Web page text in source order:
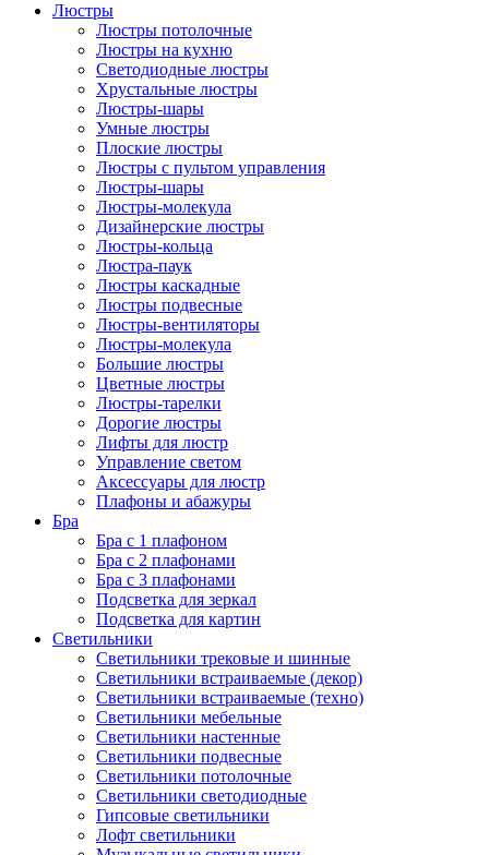
Люстры
Люстры потолочные
Люстры на кухню
Светодиодные люстры
Хрустальные люстры
Люстры-шары
Умные люстры
Плоские люстры
Люстры с пультом управления
Люстры-шары
Люстры-молекула
Дизайнерские люстры
Люстры-кольца
Люстра-паук
Люстры каскадные
Люстры подвесные
Люстры-вентиляторы
Люстры-молекула
Большие люстры
Цветные люстры
Люстры-тарелки
Дорогие люстры
Лифты для люстр
Управление светом
Аксессуары для люстр
Плафоны и абажуры
Бра
Бра с 1 плафоном
Бра с 2 плафонами
Бра с 3 плафонами
Подсветка для зеркал
Подсветка для картин
Светильники
Светильники трековые и шинные
Светильники встраиваемые (декор)
Светильники встраиваемые (техно)
Светильники мебельные
Светильники настенные
Светильники подвесные
Светильники потолочные
Светильники светодиодные
Гипсовые светильники
Лофт светильники